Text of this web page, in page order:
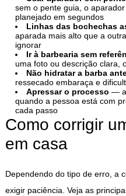
sem o pente guia, o
planejado em segundos
Linhas das bochechas
aparada mais alto que a
ignorar
Ir à barbearia sem
uma foto ou descrição clara,
Não hidratar a barba
ressecado embaraça e
Apressar o processo — a
quando a pessoa está com
cada passo
Como corrigir
em casa
Dependendo do tipo de erro, a
exigir paciência. Veja as